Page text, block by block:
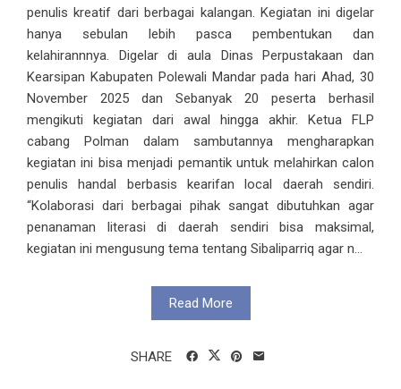
penulis kreatif dari berbagai kalangan. Kegiatan ini digelar
hanya sebulan lebih pasca pembentukan dan
kelahirannnya. Digelar di aula Dinas Perpustakaan dan
Kearsipan Kabupaten Polewali Mandar pada hari Ahad, 30
November 2025 dan Sebanyak 20 peserta berhasil
mengikuti kegiatan dari awal hingga akhir. Ketua FLP
cabang Polman dalam sambutannya mengharapkan
kegiatan ini bisa menjadi pemantik untuk melahirkan calon
penulis handal berbasis kearifan local daerah sendiri.
“Kolaborasi dari berbagai pihak sangat dibutuhkan agar
penanaman literasi di daerah sendiri bisa maksimal,
kegiatan ini mengusung tema tentang Sibaliparriq agar n...
Read More
SHARE